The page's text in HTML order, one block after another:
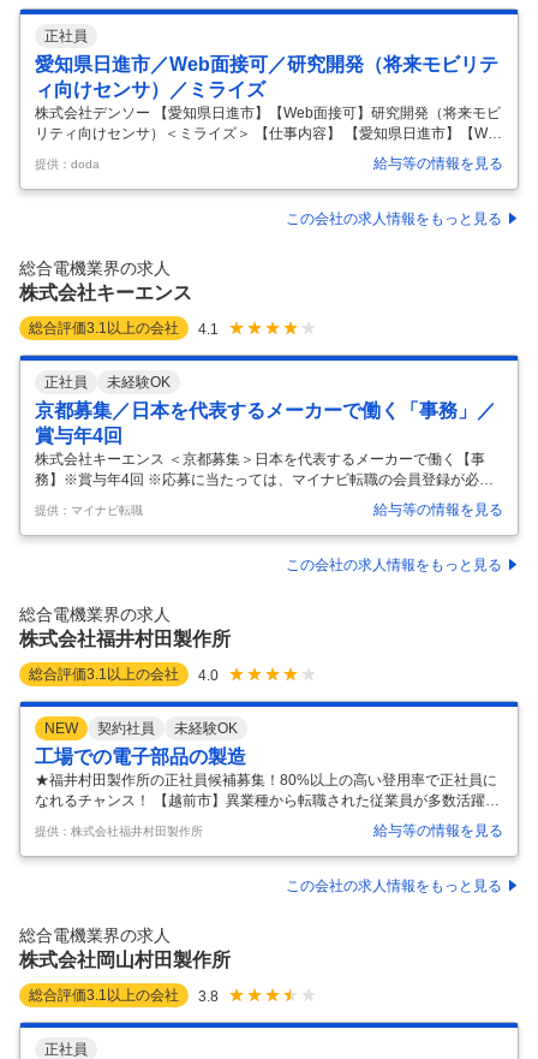
正社員
愛知県日進市／Web面接可／研究開発（将来モビリテ
ィ向けセンサ）／ミライズ
株式会社デンソー 【愛知県日進市】【Web面接可】研究開発（将来モビ
リティ向けセンサ）＜ミライズ＞ 【仕事内容】 【愛知県日進市】【We
b面接可】研究開発（将来モビリティ向けセンサ）＜ミライズ＞ 【具体
的な仕事内容】 ■業務内容： 将来モビリティ向けセンサの研究開発（電
池監視センサ、慣性センサ、生体センサなど） ・市場／システムの動向
や競合の製品＆技術分析 ・センサの企画＆仕様検討 ・センサの研究開発
ノロジーズに出向頂きます。 ∟特徴： （1）TOYOTAとDENSOから研
究開発を請け負っており、100％DENSO社員で構成
提供：doda 給与等の情報を見る
この会社の求人情報をもっと見る
総合電機業界の求人
株式会社キーエンス
総合評価3.1 以上の会社 4.1
正社員 未経験OK
京都募集／日本を代表するメーカーで働く「事務」／
賞与年4回
株式会社キーエンス ＜京都募集＞日本を代表するメーカーで働く【事
務】※賞与年4回 ※応募に当たっては、マイナビ転職の会員登録が必須と
なっております。 詳細な応募方法は下記【応募方法】をご確認ください
ませ。 【仕事内容】 営業サポートや問い合わせ対応など事務業務全般を
お任せします。※チームワークを大切にする環境で、大きな成果に繋げ
られるからやりがい十分です！以下の2つの業務を中心にお任せしま
積書・納品書・請求書の作成、 受発注業務、データ入力などを担当。 ■
社外向け業務 営業が不在の際の問い合わせ対応や 来客時の応対など、
社…
提供：マイナビ転職 給与等の情報を見る
この会社の求人情報をもっと見る
総合電機業界の求人
株式会社福井村田製作所
総合評価3.1 以上の会社 4.0
NEW 契約社員 未経験OK
工場での電子部品の製造
★福井村田製作所の正社員候補募集！80%以上の高い登用率で正社員に
なれるチャンス！ 【越前市】異業種から転職された従業員が多数活躍中
★遠方の方も安心！賃貸住宅補助あり★休みが充実！年間休日123日 募
集要項 【雇用形態】 契約社員 【給与】 時給 1,500円 ＋諸手当あり ※そ
の他手当有(交替勤務手当、超過勤務手当、通勤手当など) ◆残業・深夜
／時給1,950円(割増130％) ◆休出／時給2,175円(割増145％) ◆時給／2
い！】 ★残業割増130％・深夜割増130％・休日割増145％
…………………………………
提供：株式会社福井村田製作所 給与等の情報を見る
この会社の求人情報をもっと見る
総合電機業界の求人
株式会社岡山村田製作所
総合評価3.1 以上の会社 3.8
正社員